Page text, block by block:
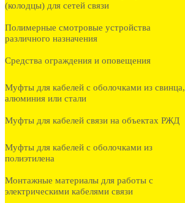
(колодцы) для сетей связи
Полимерные смотровые устройства
различного назначения
Средства ограждения и оповещения
Муфты для кабелей с оболочками из свинца,
алюминия или стали
Муфты для кабелей связи на объектах РЖД
Муфты для кабелей с оболочками из
полиэтилена
Монтажные материалы для работы с
электрическими кабелями связи